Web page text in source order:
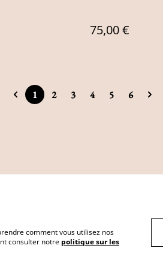
75,00 €
1 2 3 4 5 6
comment vous utilisez nos
consulter notre politique sur les